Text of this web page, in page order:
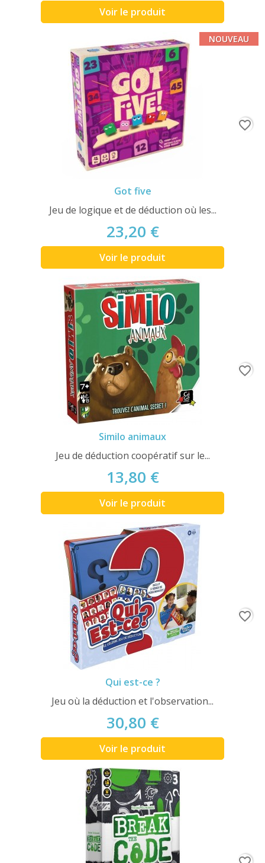
Voir le produit
Got five
Jeu de logique et de déduction où les...
23,20 €
Voir le produit
NOUVEAU
favorite_border
Similo animaux
Jeu de déduction coopératif sur le...
13,80 €
Voir le produit
favorite_border
Qui est-ce ?
Jeu où la déduction et l'observation...
30,80 €
Voir le produit
favorite_border